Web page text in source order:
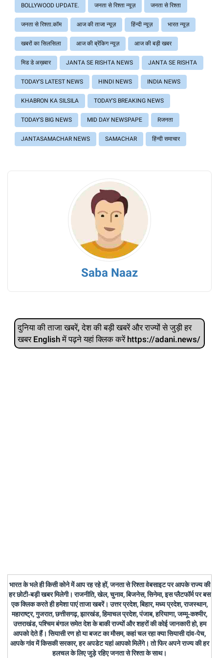
BOLLYWOOD UPDATE. जनता से रिश्ता न्यूज़ जनता से रिश्ता
जनता से रिश्ता.कॉम आज की ताजा न्यूज़ हिंन्दी न्यूज़ भारत न्यूज़
खबरों का सिलसिला आज की ब्रेंकिग न्यूज़ आज की बड़ी खबर
मिड डे अख़बार JANTA SE RISHTA NEWS JANTA SE RISHTA
TODAY'S LATEST NEWS HINDI NEWS INDIA NEWS
KHABRON KA SILSILA TODAY'S BREAKING NEWS
TODAY'S BIG NEWS MID DAY NEWSPAPE Rजनता
JANTASAMACHAR NEWS SAMACHAR हिंन्दी समाचार
Saba Naaz
दुनिया की ताजा खबरें, देश की बड़ी खबरें और राज्‍यों से जुड़ी हर
खबर English में पढ़ने यहां क्लिक करें https://adani.news/
भारत के भले ही किसी कोने में आप रह रहे हों, जनता से रिश्ता वेबसाइट पर आपके राज्य की
हर छोटी-बड़ी खबर मिलेगी। राजनीति, खेल, चुनाव, बिजनेस, सिनेमा, इस प्लैटफॉर्म पर बस
एक क्लिक करते ही हमेशा पाएं ताजा खबरें। उत्तर प्रदेश, बिहार, मध्य प्रदेश, राजस्थान,
महाराष्ट्र, गुजरात, छत्तीसगढ़, झारखंड, हिमाचल प्रदेश, पंजाब, हरियाणा, जम्मू-कश्मीर,
उत्तराखंड, पश्चिम बंगाल समेत देश के बाकी राज्यों और शहरों की कोई जानकारी हो, हम
आपको देते हैं। सियासी रण हो या बजट का मौसम, कहां चल रहा क्या सियासी दांव-पेच,
आपके गांव में किसकी सरकार, हर अपडेट यहां आपको मिलेंगे। तो फिर अपने राज्य की हर
हलचल के लिए जुड़े रहिए जनता से रिश्ता के साथ।